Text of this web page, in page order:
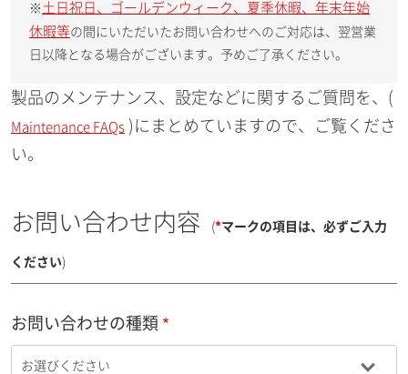
※ 土日祝日、ゴールデンウィーク、夏季休暇、年末年始
休暇等の間にいただいたお問い合わせへのご対応は、翌営業
日以降となる場合がございます。予めご了承ください。
製品のメンテナンス、設定などに関するご質問を、(
Maintenance FAQs )にまとめていますので、ご覧くださ
い。
お問い合わせ内容 (*マークの項目は、必ずご入力
ください)
お問い合わせの種類